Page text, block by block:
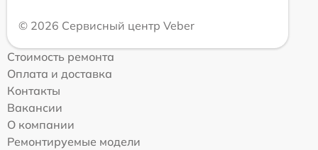
© 2026 Сервисный центр Veber
Стоимость ремонта
Оплата и доставка
Контакты
Вакансии
О компании
Ремонтируемые модели